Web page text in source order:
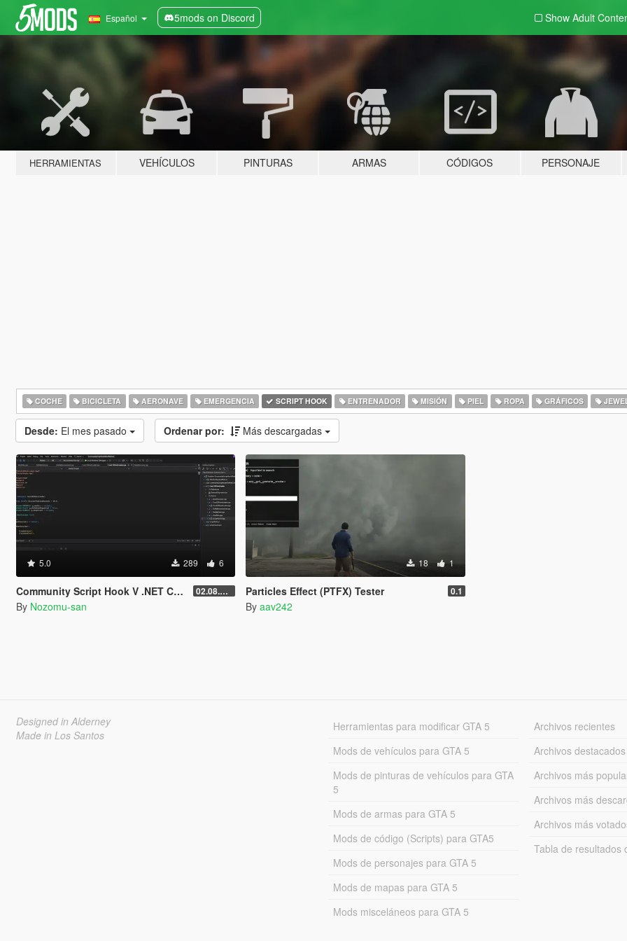
Español 5mods on Discord Show Adult
HERRAMIENTAS VEHÍCULOS PINTURAS ARMAS CÓDIGOS PERSONAJE
COCHE BICICLETA AERONAVE EMERGENCIA SCRIPT HOOK ENTRENADOR MISIÓN PIEL ROPA GRÁFICOS
Desde: El mes pasado Ordenar por: Más descargadas
5.0 289 6
Community Script Hook V .NET Core for Legacy & Enhanced [ .NET Core ] 02.08.2026
By Nozomu-san
18 1
Particles Effect (PTFX) Tester 0.1
By aav242
Designed in Alderney
Made in Los Santos
Herramientas para modificar GTA 5
Mods de vehículos para GTA 5
Mods de pinturas de vehículos para GTA
5
Mods de armas para GTA 5
Mods de código (Scripts) para GTA5
Mods de personajes para GTA 5
Mods de mapas para GTA 5
Mods misceláneos para GTA 5
Archivos recientes
Archivos destacados
Archivos más
Archivos más
Archivos más
Tabla de resultados